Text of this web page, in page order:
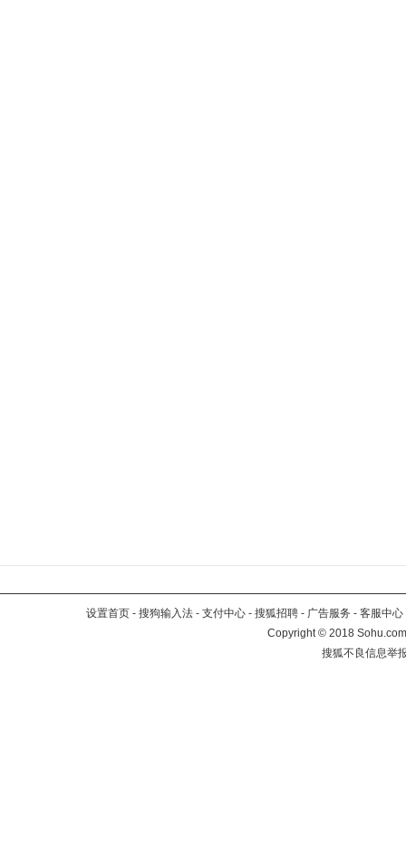
设置首页 - 搜狗输入法 - 支付中心 - 搜狐招聘 - 广告服务 - 客服中心
Copyright©2018
搜狐不良信息举